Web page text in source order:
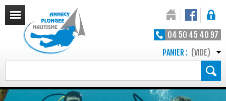
04 50 45 40 97
PANIER : (VIDE)